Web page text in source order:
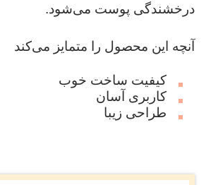
درخشندگی پوست می‌شود.
آنچه این محصول را متمایز می‌کند
کیفیت ساخت خوب
کاربری آسان
طراحی زیبا